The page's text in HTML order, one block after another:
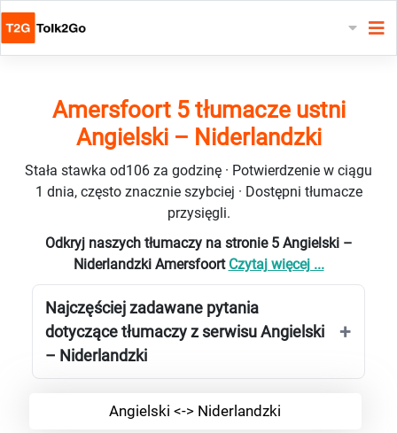
Amersfoort 5 tłumacze ustni
Angielski – Niderlandzki
Stała stawka od106 za godzinę · Potwierdzenie w ciągu
1 dnia, często znacznie szybciej · Dostępni tłumacze
przysięgli.
Odkryj naszych tłumaczy na stronie 5 Angielski –
Niderlandzki Amersfoort Czytaj więcej ...
Najczęściej zadawane pytania
dotyczące tłumaczy z serwisu Angielski
– Niderlandzki
Angielski <-> Niderlandzki